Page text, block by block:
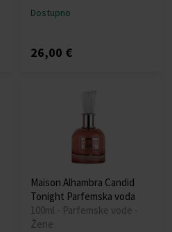
Dostupno
26,00 €
Maison Alhambra Candid
Tonight Parfemska voda
100ml - Parfemske vode -
Žene